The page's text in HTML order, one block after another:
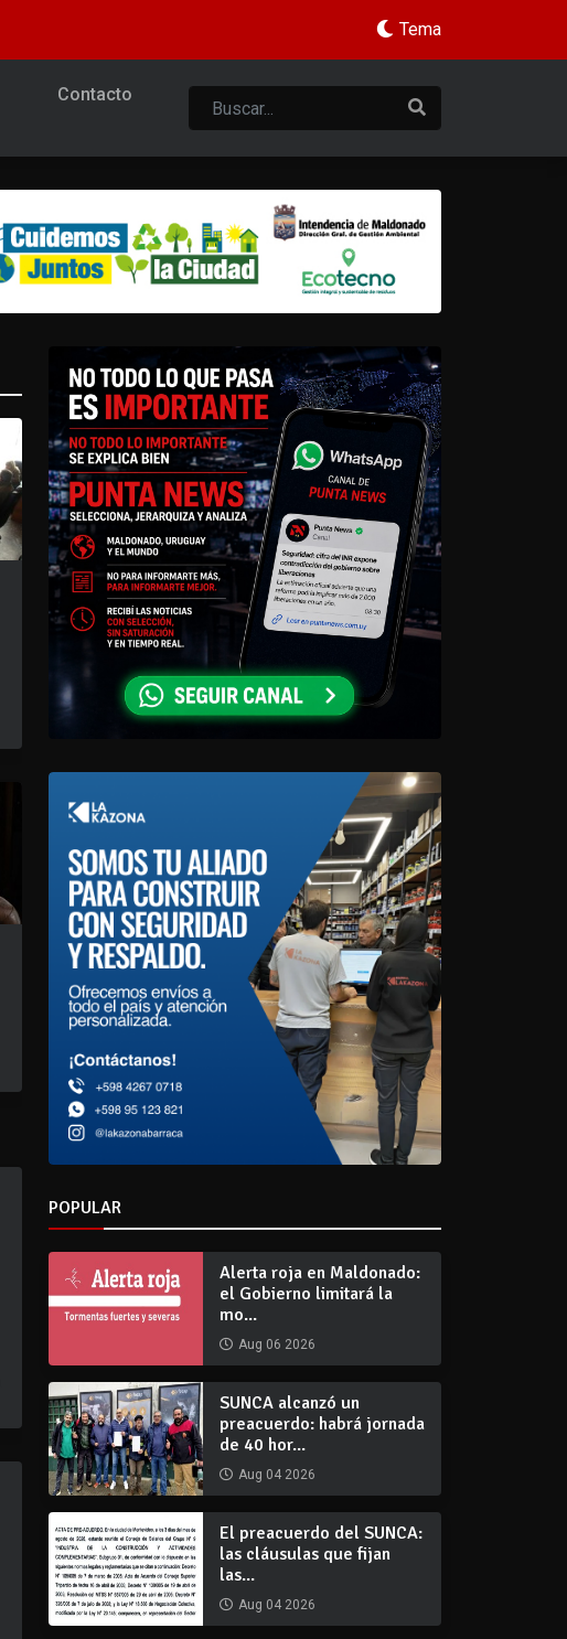
Tema
Contacto
POPULAR
Alerta roja en Maldonado:
el Gobierno limitará la
mo...
Aug 06 2026
SUNCA alcanzó un
preacuerdo: habrá jornada
de 40 hor...
Aug 04 2026
El preacuerdo del SUNCA:
las cláusulas que fijan
las...
Aug 04 2026